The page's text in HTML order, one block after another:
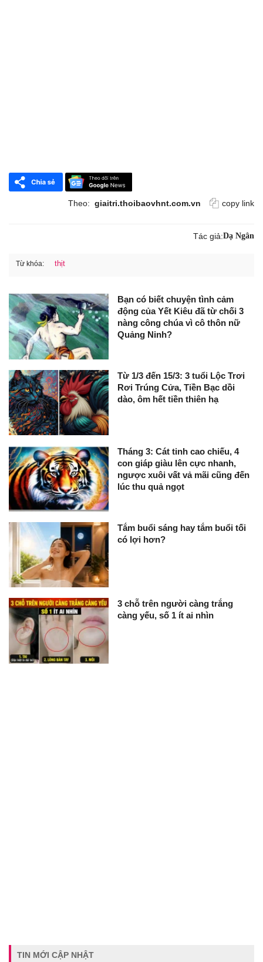
Theo: giaitri.thoibaovhnt.com.vn copy link
Tác giả:Dạ Ngân
Từ khóa: thịt
Bạn có biết chuyện tình cảm
động của Yết Kiêu đã từ chối 3
nàng công chúa vì cô thôn nữ
Quảng Ninh?
Từ 1/3 đến 15/3: 3 tuổi Lộc Trơi
Rơi Trúng Cửa, Tiền Bạc dồi
dào, ôm hết tiền thiên hạ
Tháng 3: Cát tinh cao chiếu, 4
con giáp giàu lên cực nhanh,
ngược xuôi vất vả mãi cũng đến
lúc thu quả ngọt
Tắm buổi sáng hay tắm buổi tối
có lợi hơn?
3 chỗ trên người càng trắng
càng yếu, số 1 ít ai nhìn
TIN MỚI CẬP NHẬT